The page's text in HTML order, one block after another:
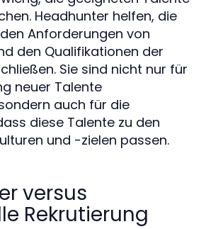
Headhunter helfen, die
Anforderungen von
den Qualifikationen der
Sie sind nicht nur für
neuer Talente
auch für die
diese Talente zu den
und -zielen passen.
versus
Rekrutierung